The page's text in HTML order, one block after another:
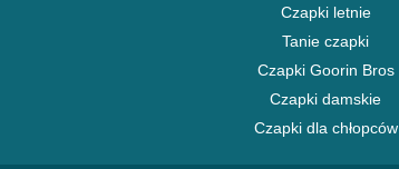
Czapki letnie
Tanie czapki
Czapki Goorin Bros
Czapki damskie
Czapki dla chłopców